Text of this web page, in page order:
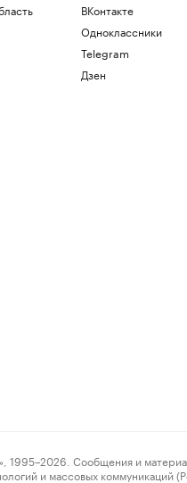
ВКонтакте
Одноклассники
Telegram
Дзен
Сообщения и материалы
и массовых